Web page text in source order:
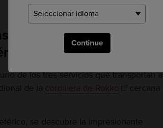
Continue
impresionantes de la
de los tres servicios que transportan a
de la cordillera de Rokko
cercana
se descubre la impresionante